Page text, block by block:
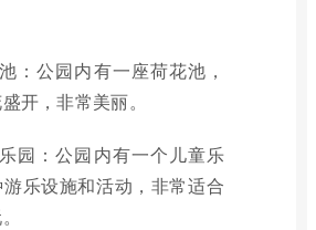
：公园内有一座荷花池，
开，非常美丽。
园：公园内有一个儿童乐
乐设施和活动，非常适合